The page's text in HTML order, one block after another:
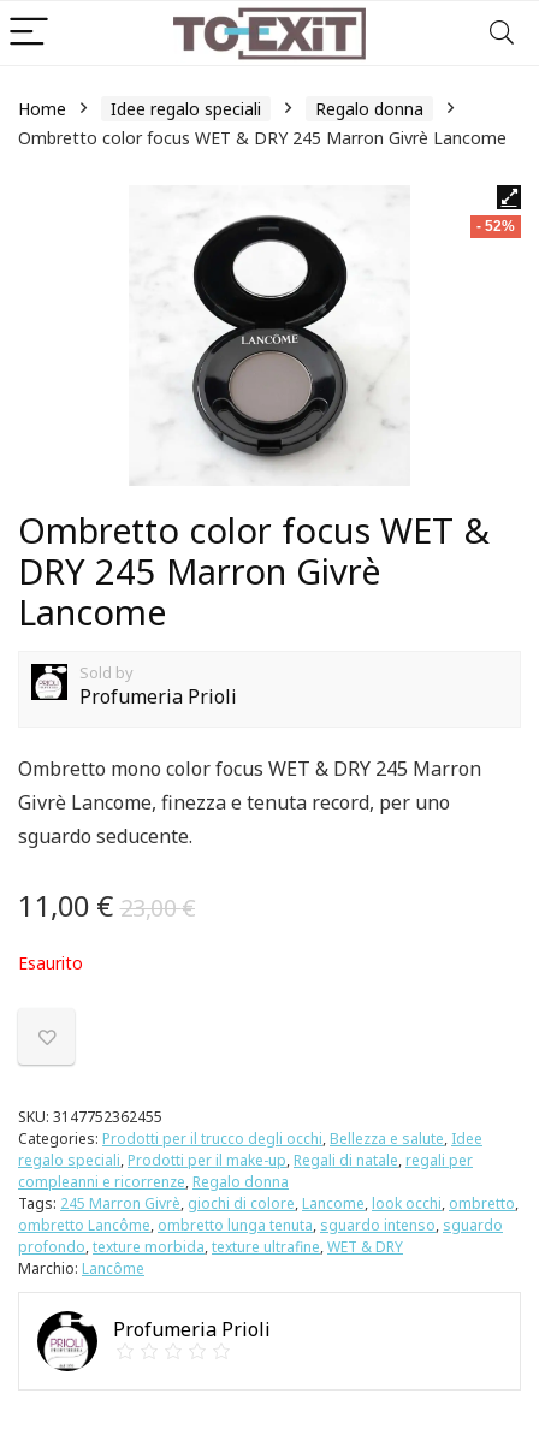
Home Idee regalo speciali
Regalo donna
Ombretto color focus WET & DRY 245 Marron Givrè Lancome
- 52%
Ombretto color focus WET &
DRY 245 Marron Givrè
Lancome
Sold by
Profumeria Prioli
Ombretto mono color focus WET & DRY 245 Marron
Givrè Lancome, finezza e tenuta record, per uno
sguardo seducente.
23,00€
11,00 €
Esaurito
SKU: 3147752362455
Categories: Prodotti per il trucco degli occhi, Bellezza e salute, Idee
regalo speciali, Prodotti per il make-up, Regali di natale, regali per
compleanni e ricorrenze, Regalo donna
Tags: 245 Marron Givrè, giochi di colore, Lancome, look occhi, ombretto,
ombretto Lancôme, ombretto lunga tenuta, sguardo intenso, sguardo
profondo,texture morbida,texture ultrafine,WET & DRY
Marchio: Lancôme
Profumeria Prioli